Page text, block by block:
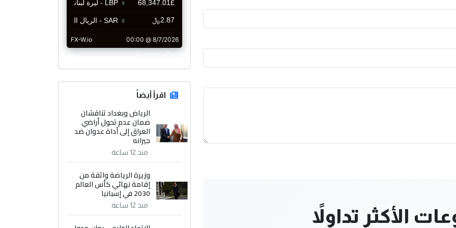
الأكثر تداولاً
CurrencyRate
اقرأ أيضاً
الرياض وبغداد تناقشان
ضمان عدم تحول أراضي
العراق إلى أداة عدوان ضد
جيرانه
منذ 12 ساعة
وزيرة الرياضة واثقة من
إقامة نهائي كأس العالم
2030 في إسبانيا
منذ 12 ساعة